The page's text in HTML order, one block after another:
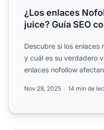
¿Los enlaces
juice? Guía SEO
Descubre si los enlaces
y cuál es su verdadero
enlaces nofollow
Nov 28, 2025 14 min de